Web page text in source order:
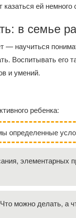
ей немного
в семье
— научиться
Воспитывать его
и умений.
ребенка:
определенные
элементарных
можно делать, а